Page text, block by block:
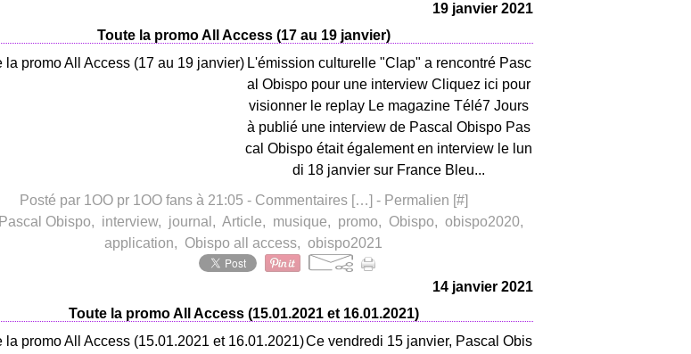
19 janvier 2021
Toute la promo All Access (17 au 19 janvier)
L'émission culturelle "Clap" a rencontré Pasc
al Obispo pour une interview Cliquez ici pour
visionner le replay Le magazine Télé7 Jours
à publié une interview de Pascal Obispo Pas
cal Obispo était également en interview le lun
di 18 janvier sur France Bleu...
Posté par 1OO pr 1OO fans à 21:05 - Commentaires […] - Permalien [#]
Pascal Obispo, interview, journal , Article, musique, promo, Obispo, obispo2020,
application, Obispo all access, obispo2021
14 janvier 2021
Toute la promo All Access (15.01.2021 et 16.01.2021)
Ce vendredi 15 janvier, Pascal Obis